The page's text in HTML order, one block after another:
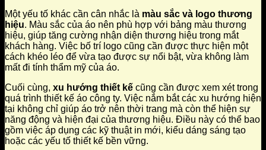
Một yếu tố khác cần cân nhắc là màu sắc và logo thương
hiệu. Màu sắc của áo nên phù hợp với bảng màu thương
hiệu, giúp tăng cường nhận diện thương hiệu trong mắt
khách hàng. Việc bố trí logo cũng cần được thực hiện một
cách khéo léo để vừa tạo được sự nổi bật, vừa không làm
mất đi tính thẩm mỹ của áo.
Cuối cùng, xu hướng thiết kế cũng cần được xem xét trong
quá trình thiết kế áo công ty. Việc nắm bắt các xu hướng hiện
tại không chỉ giúp áo trở nên thời trang mà còn thể hiện sự
năng động và hiện đại của thương hiệu. Điều này có thể bao
gồm việc áp dụng các kỹ thuật in mới, kiểu dáng sáng tạo
hoặc các yếu tố thiết kế bền vững.